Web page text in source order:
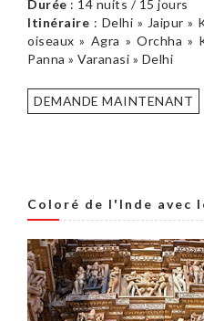
Durée : 14 nuits / 15 jours
Itinéraire : Delhi » Jaipur »
oiseaux » Agra » Orchha »
Panna » Varanasi » Delhi
DEMANDE MAINTENANT
Coloré de l'Inde avec